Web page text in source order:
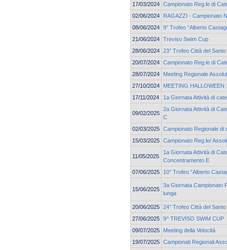
17/03/2024 Campionato Reg.le di
02/06/2024
RAGAZZI - Campionato
08/06/2024 9° Trofeo “Alberto
21/06/2024 Treviso Swim Cup
28/06/2024 23° Trofeo Città del Santo
20/07/2024 Campionato Reg.le di
28/07/2024
Meeting Regionale
27/10/2024
MEETING HALLOWEEN
17/11/2024
1a Giornata Attività di
09/02/2025
2a Giornata Attività di
C
02/03/2025 Campionato Regionale di
15/03/2025 Campionato Reg.le/
11/05/2025
1a Giornata Attività di
Concentramento E
07/06/2025
10° Trofeo “Alberto
15/06/2025
3a Giornata Campionato
lunga
20/06/2025 24° Trofeo Città del Santo
27/06/2025 9^ TREVISO SWIM CUP
09/07/2025
Meeting della Velocità
19/07/2025 Campionati Regionali